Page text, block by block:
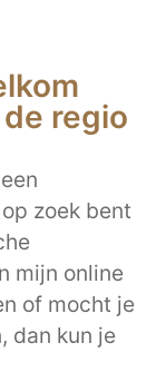
regio
zoek bent
mijn online
of mocht je
dan kun je